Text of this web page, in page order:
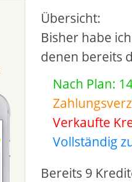
Übersicht:
Bisher habe
denen bereits
Nach Plan:
Verkaufte
Vollständig
Bereits 9